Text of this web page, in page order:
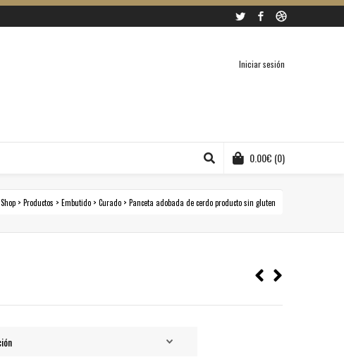
Twitter Facebook
Iniciar sesión
0.00€ (0)
Shop > Productos > Embutido > Curado > Panceta adobada de cerdo producto sin gluten